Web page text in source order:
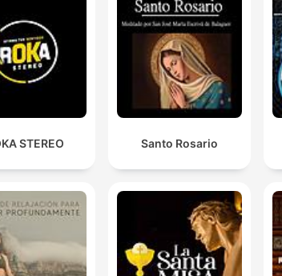
STEREO Santo Rosario